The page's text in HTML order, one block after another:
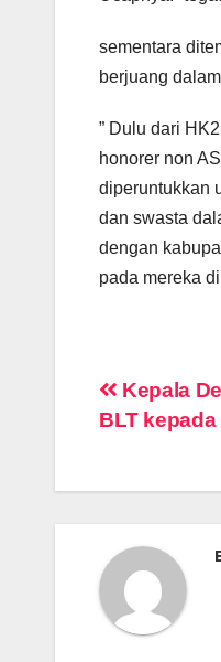
sementara
berjuang
” Dulu dari
honorer non
diperuntukkan
dan swasta
dengan
pada mereka
Kepala
BLT